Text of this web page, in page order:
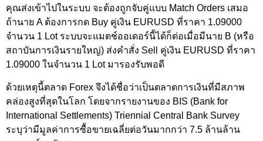
คุณส่งเข้าไปในระบบ จะต้องถูกจับคู่แบบ Match Orders เสมอ
ถ้านาย A ต้องการกด Buy คู่เงิน EURUSD ที่ราคา 1.09000
จำนวน 1 Lot ระบบจะแมตช์ออเดอร์นี้ได้ก็ต่อเมื่อมีนาย B (หรือ
สถาบันการเงินรายใหญ่) ส่งคำสั่ง Sell คู่เงิน EURUSD ที่ราคา
1.09000 ในจำนวน 1 Lot มารองรับพอดี
ด้วยเหตุนี้ตลาด Forex จึงได้ชื่อว่าเป็นตลาดการเงินที่มีสภาพ
คล่องสูงที่สุดในโลก โดยจากรายงานของ BIS (Bank for
International Settlements) Triennial Central Bank Survey
ระบุว่ามีมูลค่าการซื้อขายเฉลี่ยต่อวันมากกว่า 7.5 ล้านล้าน